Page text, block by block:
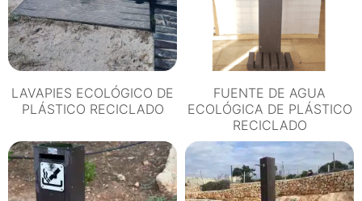
PLAYAS
cantidad
LAVAPIES ECOLÓGICO DE
PLÁSTICO RECICLADO
FUENTE DE AGUA
ECOLÓGICA DE PLÁSTICO
RECICLADO